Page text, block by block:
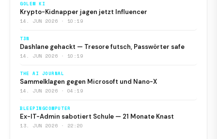
GOLEM KI
Krypto-Kidnapper jagen jetzt Influencer
14. JUN 2026 · 10:19
T3N
Dashlane gehackt — Tresore futsch, Passwörter safe
14. JUN 2026 · 10:19
THE AI JOURNAL
Sammelklagen gegen Microsoft und Nano-X
14. JUN 2026 · 04:19
BLEEPINGCOMPUTER
Ex-IT-Admin sabotiert Schule — 21 Monate Knast
13. JUN 2026 · 22:20